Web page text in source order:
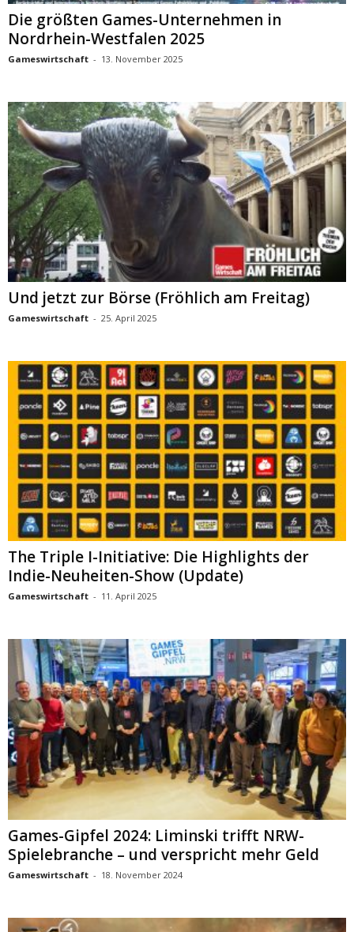
Die größten Games-Unternehmen in
Nordrhein-Westfalen 2025
Gameswirtschaft - 13. November 2025
Und jetzt zur Börse (Fröhlich am Freitag)
Gameswirtschaft - 25. April 2025
The Triple I-Initiative: Die Highlights der
Indie-Neuheiten-Show (Update)
Gameswirtschaft - 11. April 2025
Games-Gipfel 2024: Liminski trifft NRW-
Spielebranche – und verspricht mehr Geld
Gameswirtschaft - 18. November 2024